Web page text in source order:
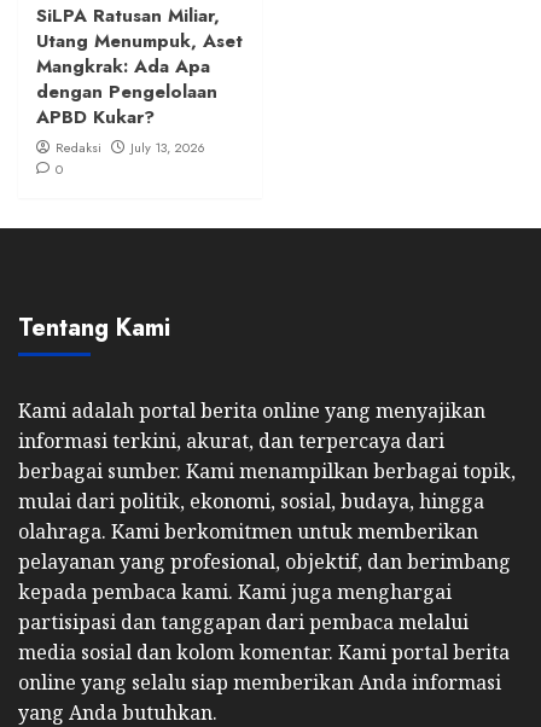
SiLPA Ratusan Miliar,
Utang Menumpuk, Aset
Mangkrak: Ada Apa
dengan Pengelolaan
APBD Kukar?
Redaksi
July 13, 2026
0
Tentang Kami
Kami adalah portal berita online yang menyajikan
informasi terkini, akurat, dan terpercaya dari
berbagai sumber. Kami menampilkan berbagai topik,
mulai dari politik, ekonomi, sosial, budaya, hingga
olahraga. Kami berkomitmen untuk memberikan
pelayanan yang profesional, objektif, dan berimbang
kepada pembaca kami. Kami juga menghargai
partisipasi dan tanggapan dari pembaca melalui
media sosial dan kolom komentar. Kami portal berita
online yang selalu siap memberikan Anda informasi
yang Anda butuhkan.